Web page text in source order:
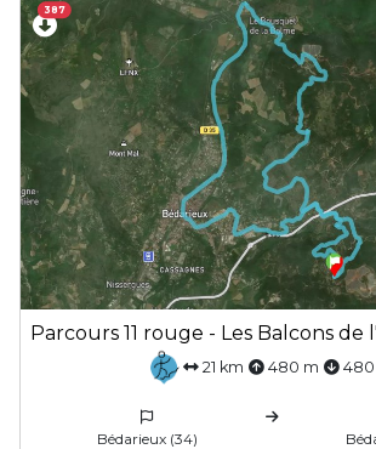
387
Parcours 11 rouge - Les Balcons de
21 km 480 m
Bédarieux (34)